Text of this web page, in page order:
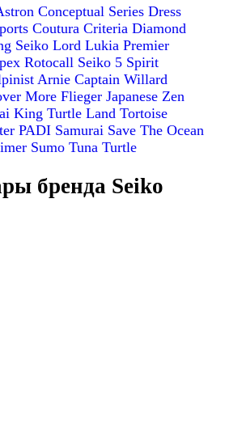
Conceptual Series Dress
Coutura Criteria Diamond
Seiko Lord Lukia Premier
Rotocall Seiko 5 Spirit
Arnie Captain Willard
More Flieger Japanese Zen
King Turtle Land Tortoise
PADI Samurai Save The Ocean
Sumo Tuna Turtle
бренда Seiko